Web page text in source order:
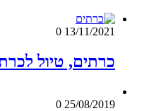
13/11/2021
0
כרתים, טיול
25/08/2019
0